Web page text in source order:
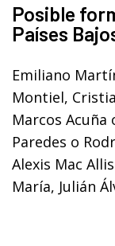
Posible
Países
Emiliano
Montiel,
Marcos Acuña
Paredes o
Alexis Mac
María, Julián